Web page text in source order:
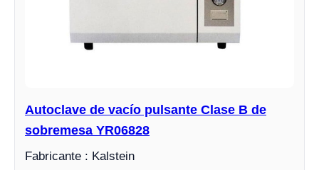
Autoclave de vacío pulsante Clase B de
sobremesa YR06828
Fabricante : Kalstein